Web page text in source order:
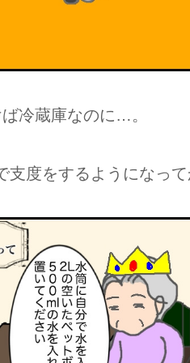
冷蔵庫なのに…。
支度をするようになっ